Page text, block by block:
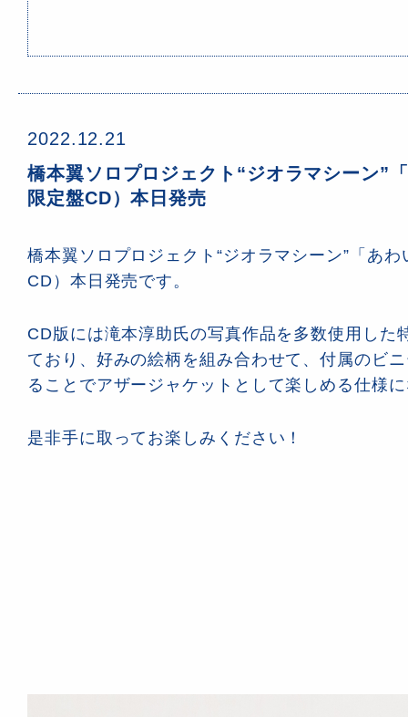
2022.12.21
橋本翼ソロプロジェクト“ジオラマシーン”
限定盤CD）本日発売
橋本翼ソロプロジェクト“ジオラマシーン”「あ
CD）本日発売です。
CD版には滝本淳助氏の写真作品を多数使用した
ており、好みの絵柄を組み合わせて、付属のビ
ることでアザージャケットとして楽しめる仕様
是非手に取ってお楽しみください！